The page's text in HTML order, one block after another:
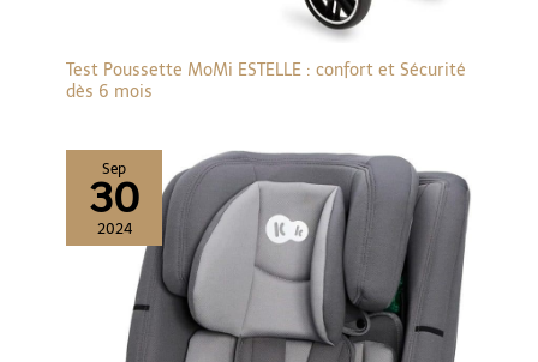
Test Poussette MoMi ESTELLE : confort et Sécurité
dès 6 mois
Sep
30
2024